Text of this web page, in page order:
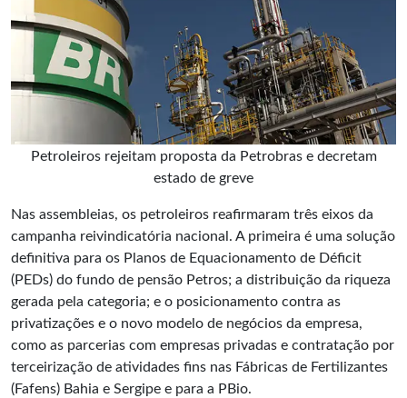
Petroleiros rejeitam proposta da Petrobras e decretam
estado de greve
Nas assembleias, os petroleiros reafirmaram três eixos da
campanha reivindicatória nacional. A primeira é uma solução
definitiva para os Planos de Equacionamento de Déficit
(PEDs) do fundo de pensão Petros; a distribuição da riqueza
gerada pela categoria; e o posicionamento contra as
privatizações e o novo modelo de negócios da empresa,
como as parcerias com empresas privadas e contratação por
terceirização de atividades fins nas Fábricas de Fertilizantes
(Fafens) Bahia e Sergipe e para a PBio.